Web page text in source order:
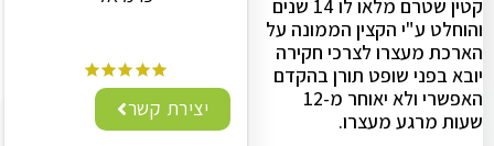
קטין שטרם מלאו לו 14 שנים
והוחלט ע"י הקצין הממונה על
הארכת מעצרו לצרכי חקירה
יובא בפני שופט תורן בהקדם
האפשרי ולא יאוחר מ-12
שעות מרגע מעצרו.
יצירת קשר